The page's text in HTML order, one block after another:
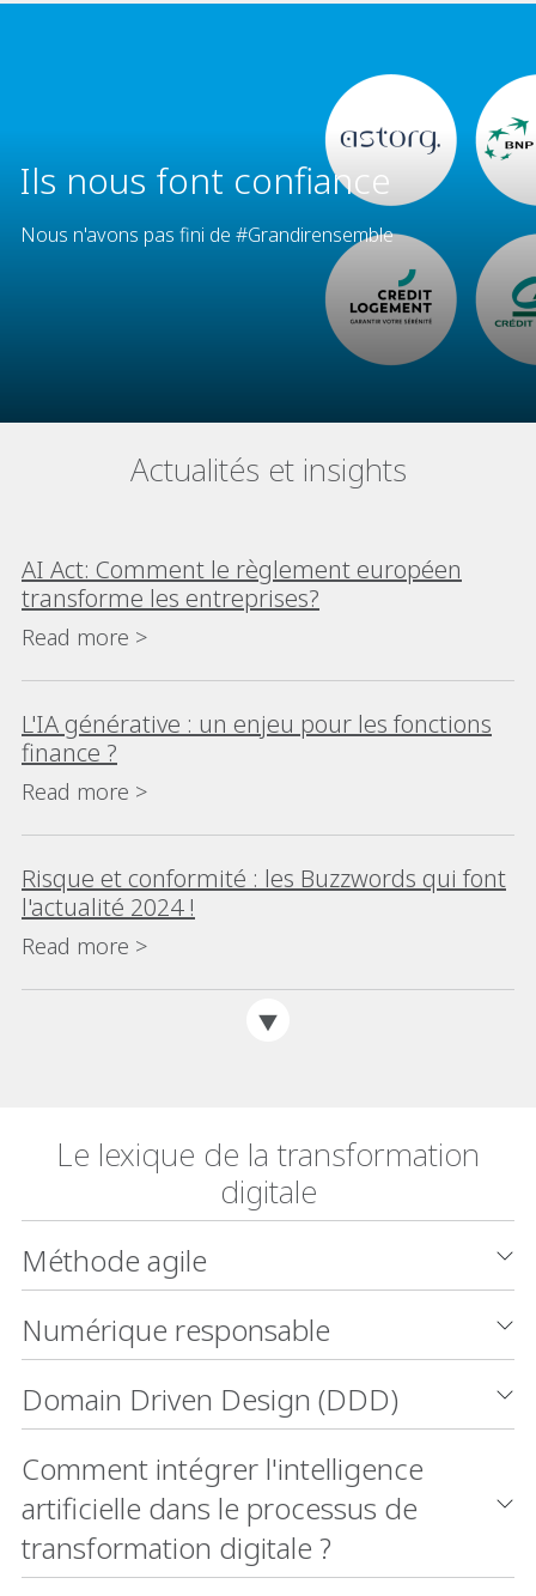
Ils nous font confiance
Nous n'avons pas fini de #Grandirensemble
Actualités et insights
AI Act: Comment le règlement européen
transforme les entreprises?
Read more >
L'IA générative : un enjeu pour les fonctions
finance ?
Read more >
Risque et conformité : les Buzzwords qui font
l'actualité 2024 !
Read more >
Le lexique de la transformation
digitale
Méthode agile
Numérique responsable
Domain Driven Design (DDD)
Comment intégrer l'intelligence
artificielle dans le processus de
transformation digitale ?